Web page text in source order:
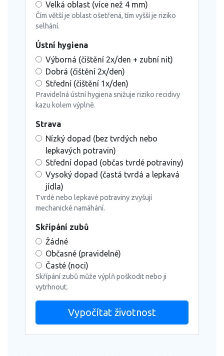
Velká oblast (více než 4 mm)
Čím větší je oblast ošetřená, tím vyšší je riziko
selhání.
Ústní hygiena
Výborná (čištění 2x/den + zubní nit)
Dobrá (čištění 2x/den)
Střední (čištění 1x/den)
Pravidelná ústní hygiena snižuje riziko recidivy
kazu kolem výplně.
Strava
Nízký dopad (bez tvrdých nebo
lepkavých potravin)
Střední dopad (občas tvrdé potraviny)
Vysoký dopad (častá tvrdá a lepkavá
jídla)
Tvrdé nebo lepkavé potraviny zvyšují
mechanické namáhání.
Skřípání zubů
Žádné
Občasné (pravidelné)
Časté (noci)
Skřípání zubů může výplň poškodit nebo ji
vytrhnout.
Vypočítat životnost